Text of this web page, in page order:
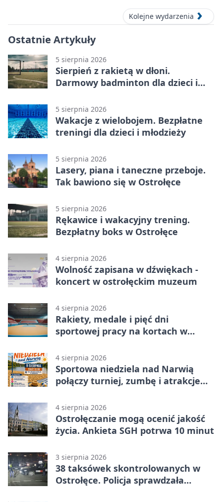
Kolejne wydarzenia
Ostatnie Artykuły
5 sierpnia 2026
Sierpień z rakietą w dłoni.
Darmowy badminton dla dzieci i
5 sierpnia 2026
Wakacje z wielobojem. Bezpłatne
treningi dla dzieci i młodzieży
5 sierpnia 2026
Lasery, piana i taneczne przeboje.
Tak bawiono się w Ostrołęce
5 sierpnia 2026
Rękawice i wakacyjny trening.
Bezpłatny boks w Ostrołęce
4 sierpnia 2026
Wolność zapisana w dźwiękach -
koncert w ostrołęckim muzeum
4 sierpnia 2026
Rakiety, medale i pięć dni
sportowej pracy na kortach w
4 sierpnia 2026
Sportowa niedziela nad Narwią
połączy turniej, zumbę i atrakcje
4 sierpnia 2026
Ostrołęczanie mogą ocenić jakość
życia. Ankieta SGH potrwa 10 minut
3 sierpnia 2026
38 taksówek skontrolowanych w
Ostrołęce. Policja sprawdzała